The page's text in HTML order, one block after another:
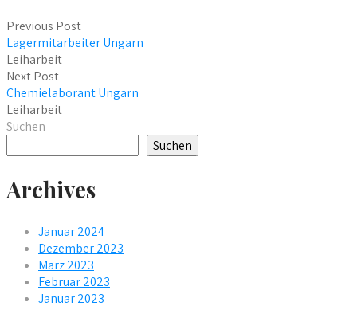
Previous Post
Lagermitarbeiter Ungarn
Leiharbeit
Next Post
Chemielaborant Ungarn
Leiharbeit
Suchen
Suchen
Archives
Januar 2024
Dezember 2023
März 2023
Februar 2023
Januar 2023